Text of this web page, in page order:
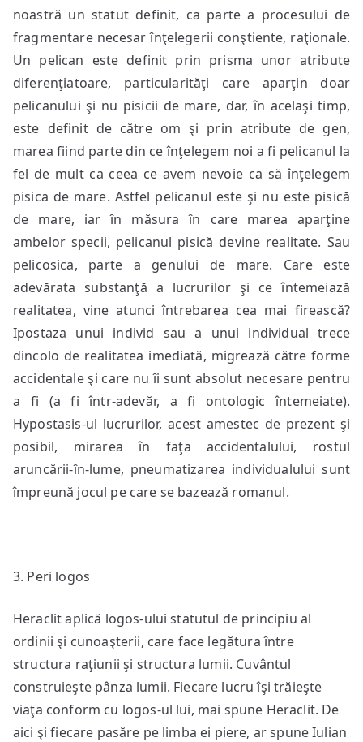
noastră un statut definit, ca parte a procesului de
fragmentare necesar înţelegerii conştiente, raţionale.
Un pelican este definit prin prisma unor atribute
diferenţiatoare, particularităţi care aparţin doar
pelicanului şi nu pisicii de mare, dar, în acelaşi timp,
este definit de către om şi prin atribute de gen,
marea fiind parte din ce înţelegem noi a fi pelicanul la
fel de mult ca ceea ce avem nevoie ca să înţelegem
pisica de mare. Astfel pelicanul este şi nu este pisică
de mare, iar în măsura în care marea aparţine
ambelor specii, pelicanul pisică devine realitate. Sau
pelicosica, parte a genului de mare. Care este
adevărata substanţă a lucrurilor şi ce întemeiază
realitatea, vine atunci întrebarea cea mai firească?
Ipostaza unui individ sau a unui individual trece
dincolo de realitatea imediată, migrează către forme
accidentale şi care nu îi sunt absolut necesare pentru
a fi (a fi într-adevăr, a fi ontologic întemeiate).
Hypostasis-ul lucrurilor, acest amestec de prezent şi
posibil, mirarea în faţa accidentalului, rostul
aruncării-în-lume, pneumatizarea individualului sunt
împreună jocul pe care se bazează romanul.
3. Peri logos
Heraclit aplică logos-ului statutul de principiu al
ordinii şi cunoaşterii, care face legătura între
structura raţiunii şi structura lumii. Cuvântul
construieşte pânza lumii. Fiecare lucru îşi trăieşte
viaţa conform cu logos-ul lui, mai spune Heraclit. De
aici şi fiecare pasăre pe limba ei piere, ar spune Iulian